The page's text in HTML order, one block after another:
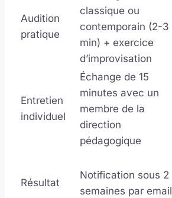
Audition
pratique
classique ou
contemporain (2-3
min) + exercice
d’improvisation
Entretien
individuel
Échange de 15
minutes avec un
membre de la
direction
pédagogique
Résultat
Notification sous 2
semaines par email